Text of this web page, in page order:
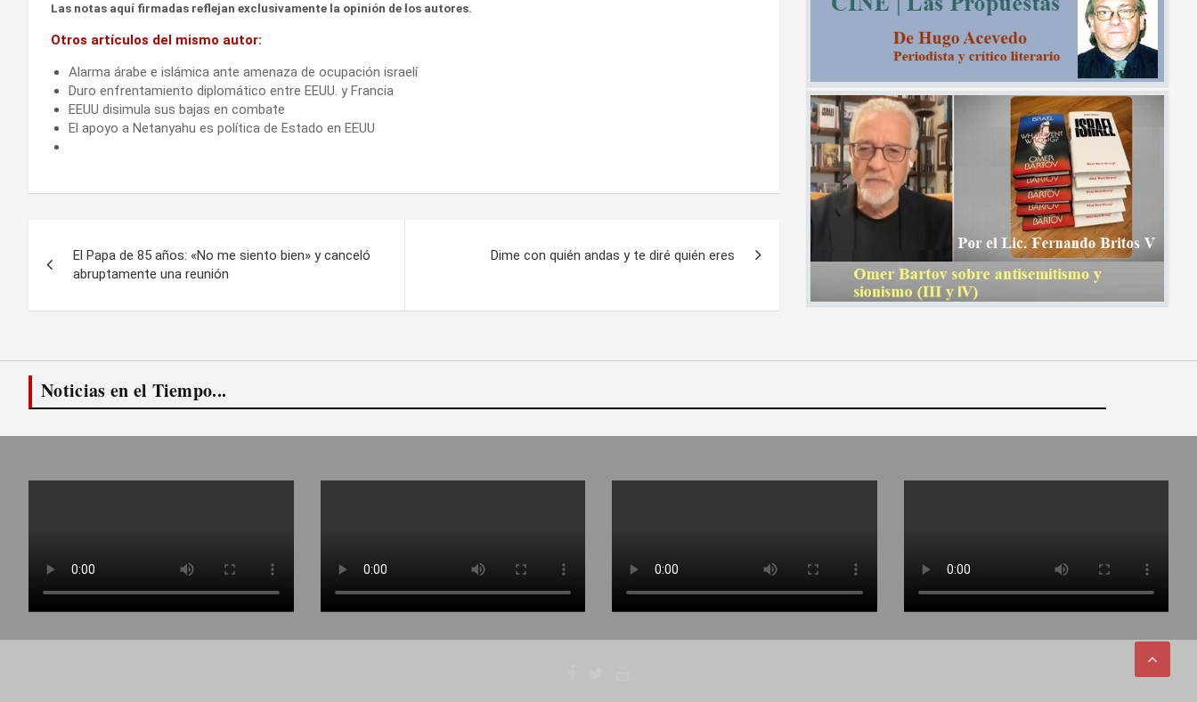
Las notas aquí firmadas reflejan exclusivamente la opinión de los autores.
Otros artículos del mismo autor:
Alarma árabe e islámica ante amenaza de ocupación israelí
Duro enfrentamiento diplomático entre EEUU. y Francia
EEUU disimula sus bajas en combate
El apoyo a Netanyahu es política de Estado en EEUU
de
entradas
El Papa de 85 años: «No me siento bien» y canceló
abruptamente una reunión
Dime con quién andas y te diré quién eres
Noticias en el Tiempo...